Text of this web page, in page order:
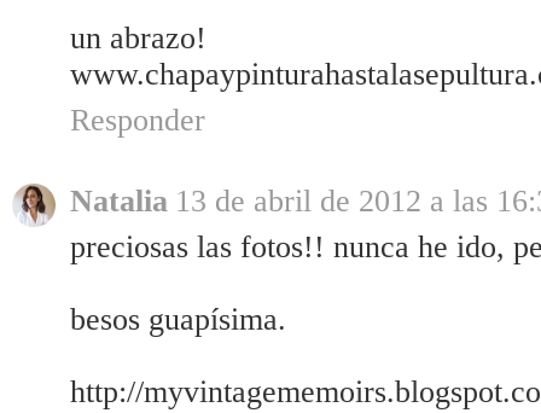
un abrazo!
Responder
Natalia 13 de abril de 2012 a las
preciosas las fotos!! nunca he ido,
besos guapísima.
http://